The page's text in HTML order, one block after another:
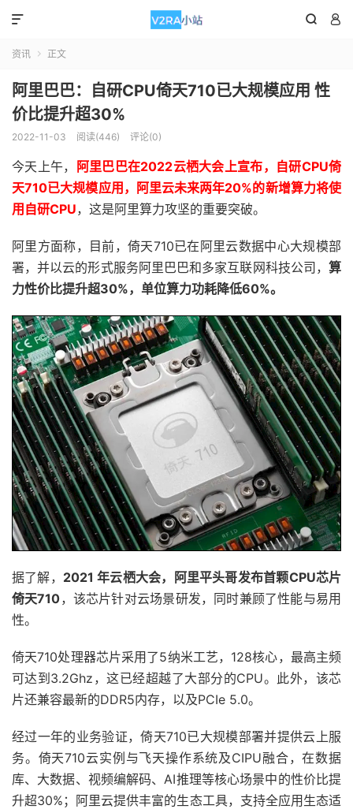
 

资讯  正文
阿里巴巴：自研CPU倚天710已大规模应用 性
价比提升超30%
2022-11-03 阅读(446) 评论(0)
今天上午，
阿里巴巴在2022云栖大会上宣布，自研CPU倚
天710已大规模应用，阿里云未来两年20%的新增算力将使
用自研CPU，这是阿里算力攻坚的重要突破。
阿里方面称，目前，倚天710已在阿里云数据中心大规模部
署，并以云的形式服务阿里巴巴和多家互联网科技公司， 算
力性价比提升超30%，单位算力功耗降低60%。
据了解， 2021 年云栖大会，阿里平头哥发布首颗CPU芯片
倚天710，该芯片针对云场景研发，同时兼顾了性能与易用
性。
倚天710处理器芯片采用了5纳米工艺，128核心，最高主频
可达到3.2Ghz，这已经超越了大部分的CPU。此外，该芯
片还兼容最新的DDR5内存，以及PCIe 5.0。
经过一年的业务验证，倚天710已大规模部署并提供云上服
务。倚天710云实例与飞天操作系统及CIPU融合，在数据
库、大数据、视频编解码、AI推理等核心场景中的性价比提
升超30%；阿里云提供丰富的生态工具，支持全应用生态适